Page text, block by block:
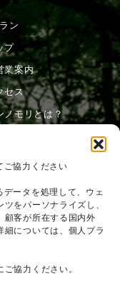
ご協力ください
データを処理して、ウェ
をパーソナライズし、
顧客が所在する国内外
細については、個人プラ
協力ください。
ン
プ
業案内
セス
ノモリとは？
掲載実績